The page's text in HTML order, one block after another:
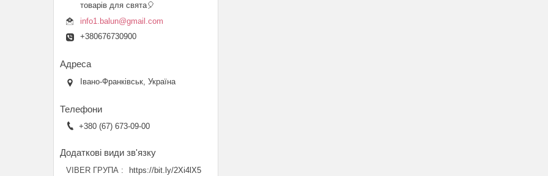
товарів для свята🎈
info1.balun@gmail.com
+380676730900
Івано-Франківськ, Україна
+380 (67) 673-09-00
VIBER ГРУПА https://bit.ly/2Xi4lX5